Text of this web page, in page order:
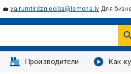
💼vairumtirdznieciba@lemona.lv Для
Производители Как